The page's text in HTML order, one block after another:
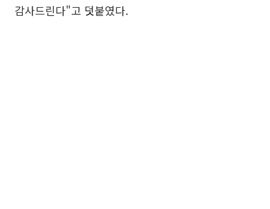
감사드린다"고 덧붙였다.